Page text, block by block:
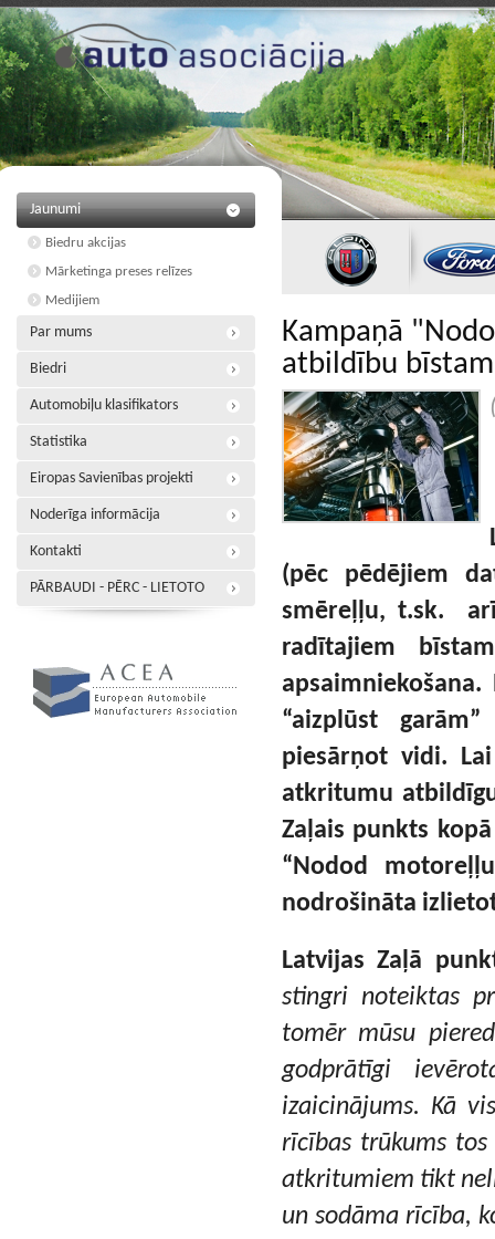
Jaunumi
Biedru akcijas
Mārketinga preses relīzes
Medijiem
Par mums
Biedri
Automobiļu klasifikators
Statistika
Eiropas Savienības projekti
Noderīga informācija
Kontakti
PĀRBAUDI - PĒRC - LIETOTO
Kampaņā
atbildību
(pēc pēdējiem
smēreļļu, t.sk.
radītajiem
“aizplūst
piesārņot vidi.
atkritumu
Zaļais punkts
“Nodod
nodrošināta
Latvijas Zaļā
stingri noteiktas
tomēr mūsu
godprātīgi
izaicinājums. Kā
rīcības trūkums
atkritumiem tikt
un sodāma rīcība,